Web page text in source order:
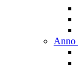
Anno